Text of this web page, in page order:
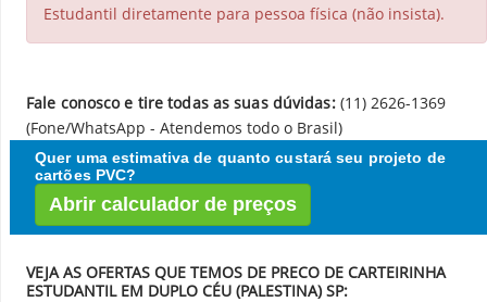
Estudantil diretamente para pessoa física (não insista).
Fale conosco e tire todas as suas dúvidas: (11) 2626-1369
(Fone/WhatsApp - Atendemos todo o Brasil)
Quer uma estimativa de quanto custará seu projeto de
cartões PVC?
Abrir calculador de preços
VEJA AS OFERTAS QUE TEMOS DE PRECO DE CARTEIRINHA
ESTUDANTIL EM DUPLO CÉU (PALESTINA) SP: